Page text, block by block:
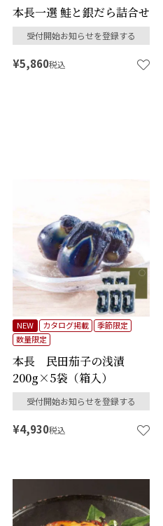
本長一選 鮭と銀だら詰合せ
受付開始お知らせを登録する
¥5,860税込
本長 民田茄子の浅漬
200g×5袋（箱入）
NEW カタログ掲載
季節限定
数量限定
受付開始お知らせを登録する
¥4,930税込